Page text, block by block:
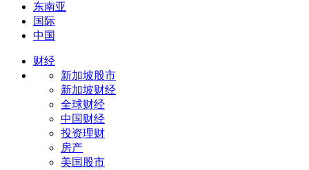
东南亚
国际
中国
财经
新加坡股市
新加坡财经
全球财经
中国财经
投资理财
房产
美国股市